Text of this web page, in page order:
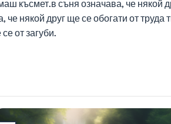
късмет.в съня означава, че някой
някой друг ще се обогати от труда
от загуби.